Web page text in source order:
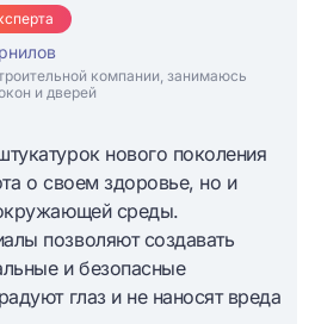
компании, занимаюсь
и дверей
нового поколения
о своем здоровье, но и
среды.
позволяют создавать
и безопасные
глаз и не наносят вреда